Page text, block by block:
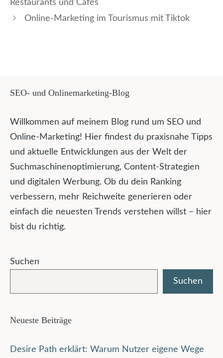
Restaurants und Cafés
Online-Marketing im Tourismus mit Tiktok
SEO- und Onlinemarketing-Blog
Willkommen auf meinem Blog rund um SEO und
Online-Marketing! Hier findest du praxisnahe Tipps
und aktuelle Entwicklungen aus der Welt der
Suchmaschinenoptimierung, Content-Strategien
und digitalen Werbung. Ob du dein Ranking
verbessern, mehr Reichweite generieren oder
einfach die neuesten Trends verstehen willst – hier
bist du richtig.
Suchen
Suchen
Neueste Beiträge
Desire Path erklärt: Warum Nutzer eigene Wege